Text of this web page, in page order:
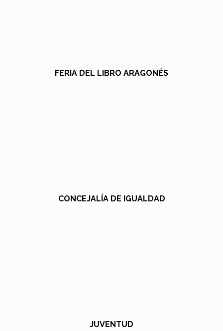
FERIA DEL LIBRO ARAGONÉS
CONCEJALÍA DE IGUALDAD
JUVENTUD